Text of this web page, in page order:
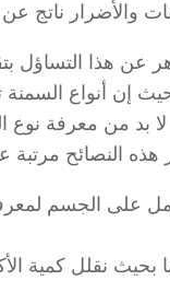
والأضرار ناتج
عن هذا التساؤل
إن أنواع السمنة
بد من معرفة نوع
النصائح مرتبة